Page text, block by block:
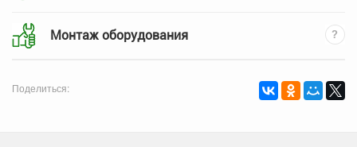
Монтаж оборудования
Поделиться: